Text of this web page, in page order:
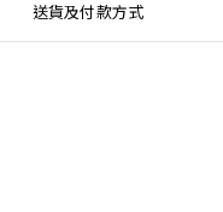
送貨及付款方式